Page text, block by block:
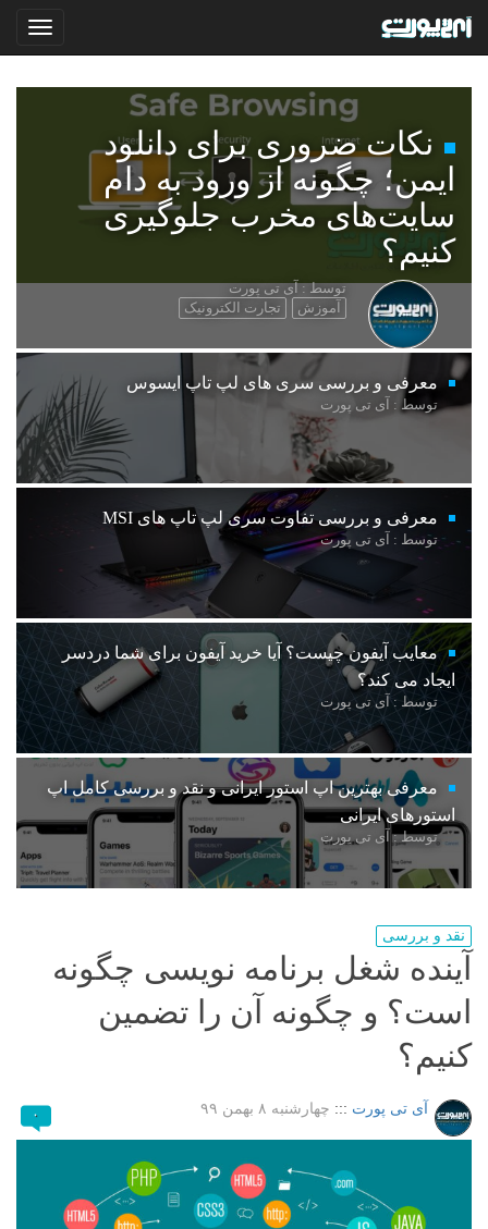
نکات ضروری برای دانلود
ایمن؛ چگونه از ورود به دام
سایت‌های مخرب جلوگیری
کنیم؟
توسط : آی تی پورت
آموزش
تجارت الکترونیک
معرفی و بررسی سری های لپ تاپ ایسوس
توسط : آی تی پورت
معرفی و بررسی تفاوت سری لپ تاپ های MSI
توسط : آی تی پورت
معایب آیفون چیست؟ آیا خرید آیفون برای شما دردسر
ایجاد می کند؟
توسط : آی تی پورت
معرفی بهترین اپ استور ایرانی و نقد و بررسی کامل اپ
استورهای ایرانی
توسط : آی تی پورت
نقد و بررسی
آینده شغل برنامه نویسی چگونه
است؟ و چگونه آن را تضمین
کنیم؟
آی تی پورت ::: چهارشنبه ۸ بهمن ۹۹ ۰